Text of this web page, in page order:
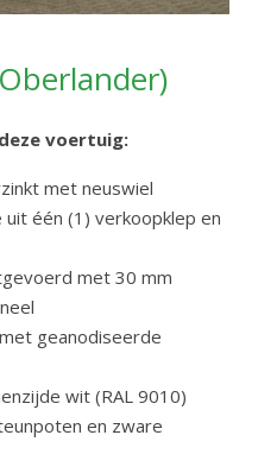
voertuig:
met neuswiel
één (1) verkoopklep en
met 30 mm
geanodiseerde
wit (RAL 9010)
en zware